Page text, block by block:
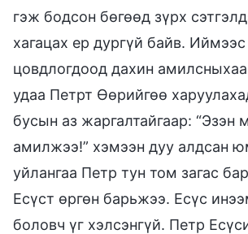
гэж бодсон бөгөөд зүрх
хагацах ер дургүй байв. Иймээс
цовдлогдоод дахин
удаа Петрт Өөрийгөө
бусын аз жаргалтайгаар: “Эзэн
амилжээ!” хэмээн дуу алдсан
уйлангаа Петр тун том загас
Есүст өргөн барьжээ. Есүс
боловч үг хэлсэнгүй. Петр